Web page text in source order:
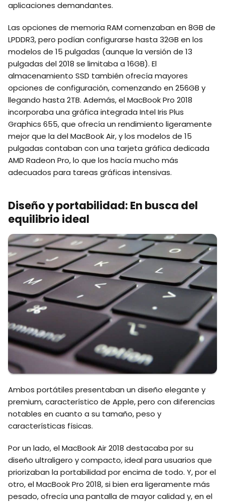
aplicaciones demandantes.
Las opciones de memoria RAM comenzaban en 8GB de
LPDDR3, pero podían configurarse hasta 32GB en los
modelos de 15 pulgadas (aunque la versión de 13
pulgadas del 2018 se limitaba a 16GB). El
almacenamiento SSD también ofrecía mayores
opciones de configuración, comenzando en 256GB y
llegando hasta 2TB. Además, el MacBook Pro 2018
incorporaba una gráfica integrada Intel Iris Plus
Graphics 655, que ofrecía un rendimiento ligeramente
mejor que la del MacBook Air, y los modelos de 15
pulgadas contaban con una tarjeta gráfica dedicada
AMD Radeon Pro, lo que los hacía mucho más
adecuados para tareas gráficas intensivas.
Diseño y portabilidad: En busca del
equilibrio ideal
Ambos portátiles presentaban un diseño elegante y
premium, característico de Apple, pero con diferencias
notables en cuanto a su tamaño, peso y
características físicas.
Por un lado, el MacBook Air 2018 destacaba por su
diseño ultraligero y compacto, ideal para usuarios que
priorizaban la portabilidad por encima de todo. Y, por el
otro, el MacBook Pro 2018, si bien era ligeramente más
pesado, ofrecía una pantalla de mayor calidad y, en el